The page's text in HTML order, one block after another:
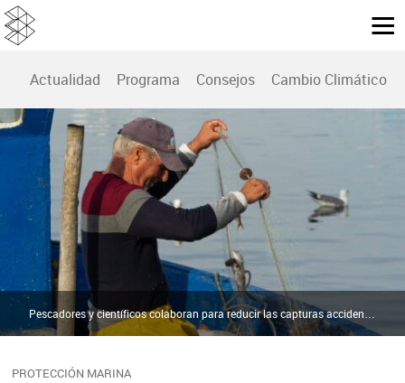
Actualidad Programa Consejos Cambio Climático
PROTECCIÓN MARINA
Pescadores y científicos colaboran para reducir las capturas accidentales de cetáceos | Pexels